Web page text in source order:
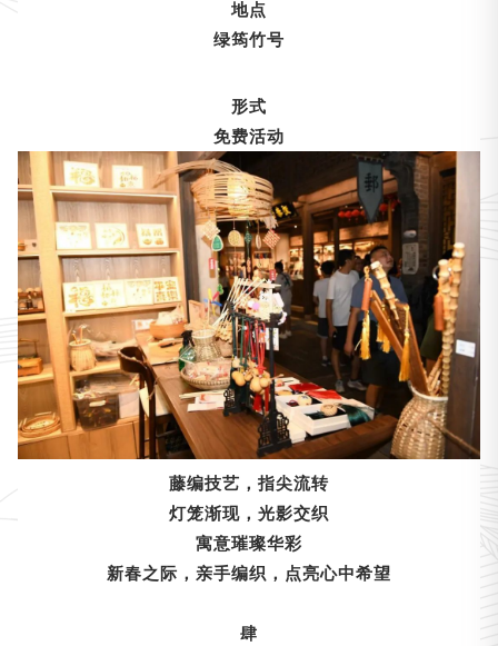
地点
绿筠竹号
形式
免费活动
藤编技艺，指尖流转
灯笼渐现，光影交织
寓意璀璨华彩
新春之际，亲手编织，点亮心中希望
肆